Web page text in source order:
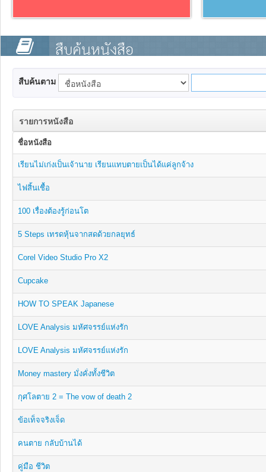
สืบค้นหนังสือ
สืบค้นตาม
รายการหนังสือ
ชื่อหนังสือ
เรียนไม่เก่งเป็นเจ้านาย เรียนแทบตายเป็นได้แค่ลูกจ้าง
ไฟสิ้นเชื้อ
100 เรื่องต้องรู้ก่อนโต
5 Steps เทรดหุ้นจากสดด้วยกลยุทธ์
Corel Video Studio Pro X2
Cupcake
HOW TO SPEAK Japanese
LOVE Analysis มหัศจรรย์แห่งรัก
LOVE Analysis มหัศจรรย์แห่งรัก
Money mastery มั่งคั่งทั้งชีวิต
กุศโลตาย 2 = The vow of death 2
ข้อเท็จจริงเจ็ด
คนตาย กลับบ้านได้
คู่มือ ชีวิต